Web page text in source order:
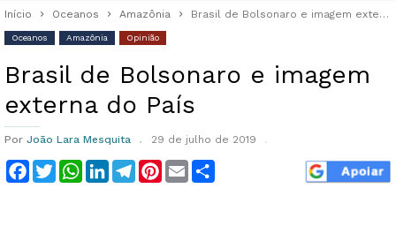
Início Oceanos Amazônia Brasil de Bolsonaro e imagem externa do País
Oceanos Amazônia Opinião
Brasil de Bolsonaro e imagem
externa do País
Por João Lara Mesquita 29 de julho de 2019
Facebook
TwitterWhatsApp
LinkedInTelegram
Pinterest
Email